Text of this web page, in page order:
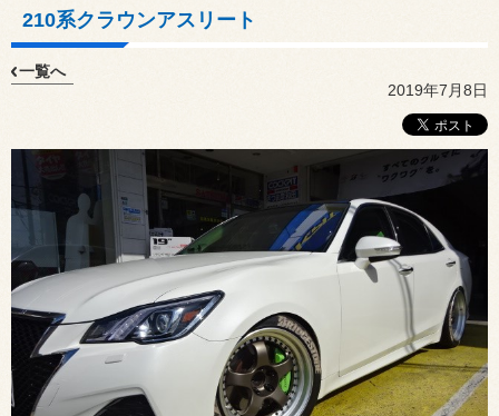
210系クラウンアスリート
一覧へ
2019年7月8日